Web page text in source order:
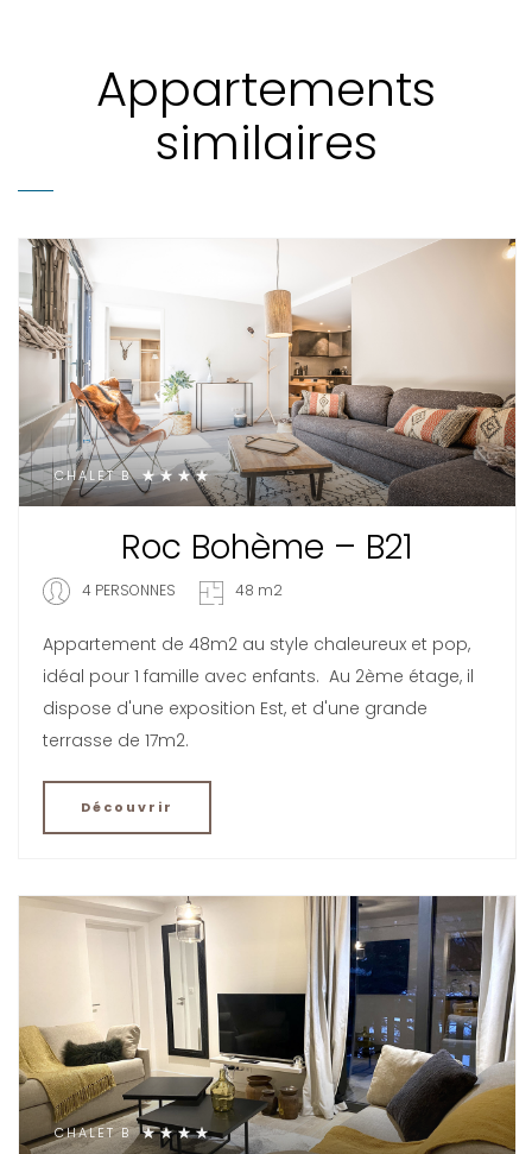
Appartements
similaires
CHALET B
Roc Bohème – B21
4 PERSONNES 48 m2
Appartement de 48m2 au style chaleureux et pop,
idéal pour 1 famille avec enfants. Au 2ème étage, il
dispose d'une exposition Est, et d'une grande
terrasse de 17m2.
Découvrir
CHALET B